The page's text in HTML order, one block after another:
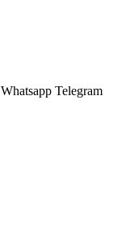
Whatsapp Telegram